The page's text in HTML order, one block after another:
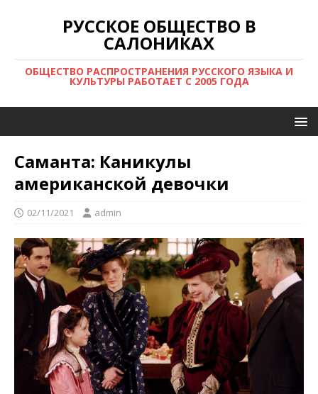
РУССКОЕ ОБЩЕСТВО В
САЛОНИКАХ
ОБЩЕСТВО РАСПРОСТРАНЕНИЯ РУССКОГО ЯЗЫКА И
КУЛЬТУРЫ РАБОТАЕТ С 2005 ГОДА
Саманта: Каникулы
американской девочки
02/11/2021 admin